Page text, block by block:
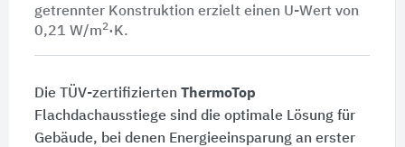
getrennter Konstruktion erzielt einen U-Wert von
0,21 W/m2·K.
Die TÜV-zertifizierten ThermoTop
Flachdachausstiege sind die optimale Lösung für
Gebäude, bei denen Energieeinsparung an erster